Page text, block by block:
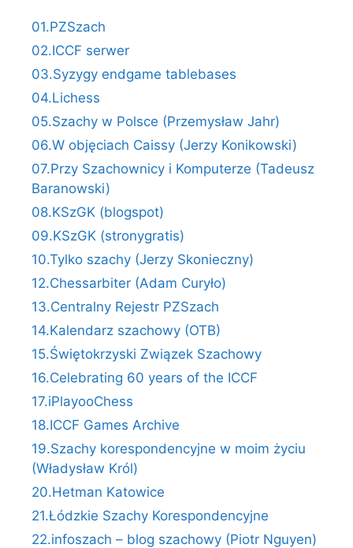
01.PZSzach
02.ICCF serwer
03.Syzygy endgame tablebases
04.Lichess
05.Szachy w Polsce (Przemysław Jahr)
06.W objęciach Caissy (Jerzy Konikowski)
07.Przy Szachownicy i Komputerze (Tadeusz
Baranowski)
08.KSzGK (blogspot)
09.KSzGK (stronygratis)
10.Tylko szachy (Jerzy Skonieczny)
12.Chessarbiter (Adam Curyło)
13.Centralny Rejestr PZSzach
14.Kalendarz szachowy (OTB)
15.Świętokrzyski Związek Szachowy
16.Celebrating 60 years of the ICCF
17.iPlayooChess
18.ICCF Games Archive
19.Szachy korespondencyjne w moim życiu
(Władysław Król)
20.Hetman Katowice
21.Łódzkie Szachy Korespondencyjne
22.infoszach – blog szachowy (Piotr Nguyen)